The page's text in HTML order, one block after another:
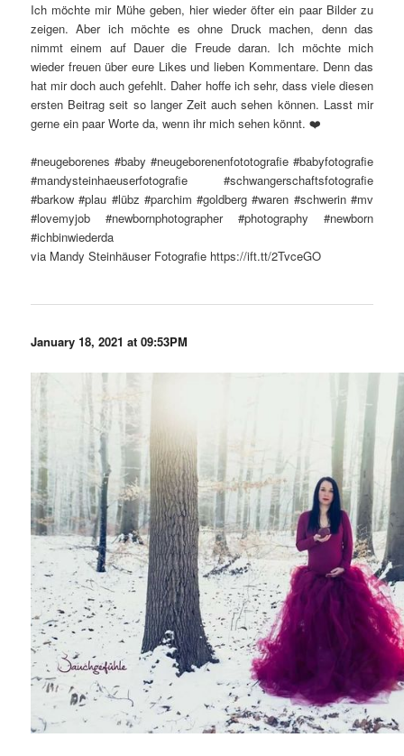
Ich möchte mir Mühe geben, hier wieder öfter ein paar Bilder zu
zeigen. Aber ich möchte es ohne Druck machen, denn das
nimmt einem auf Dauer die Freude daran. Ich möchte mich
wieder freuen über eure Likes und lieben Kommentare. Denn das
hat mir doch auch gefehlt. Daher hoffe ich sehr, dass viele diesen
ersten Beitrag seit so langer Zeit auch sehen können. Lasst mir
gerne ein paar Worte da, wenn ihr mich sehen könnt. ❤️
#neugeborenes #baby #neugeborenenfototografie #babyfotografie
#mandysteinhaeuserfotografie #schwangerschaftsfotografie
#barkow #plau #lübz #parchim #goldberg #waren #schwerin #mv
#lovemyjob #newbornphotographer #photography #newborn
#ichbinwiederda
via Mandy Steinhäuser Fotografie https://ift.tt/2TvceGO
January 18, 2021 at 09:53PM